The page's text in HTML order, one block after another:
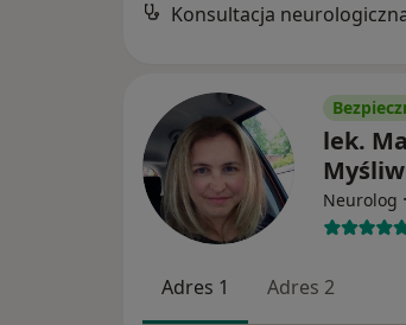
Konsultacja
lek.
Neurolog ·
Adres 1 Adres 2